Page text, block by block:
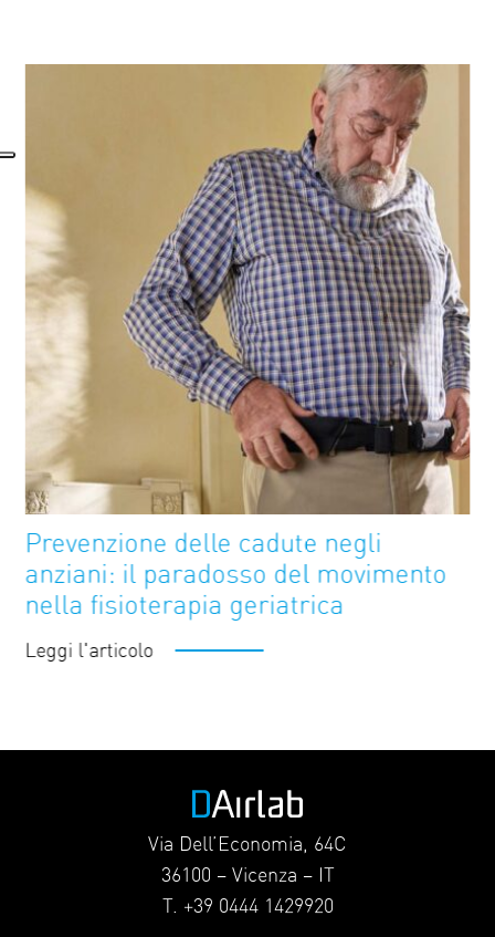
FutureAge
Prevenzione delle cadute negli
anziani: il paradosso del movimento
nella fisioterapia geriatrica
Leggi l'articolo
Via Dell’Economia, 64C
36100 – Vicenza – IT
T. +39 0444 1429920